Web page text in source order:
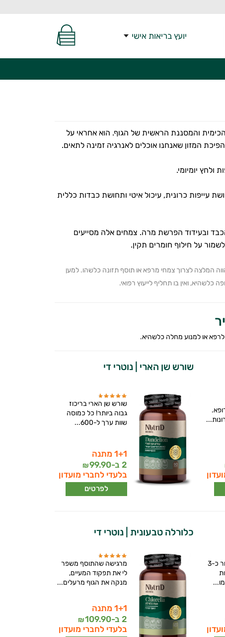
יועץ בריאות אישי
והמסננת הראשית של הגוף. הוא אחראי על
יומיומי.
עייפות כרונית, עיכול איטי ותחושת כבדות כללית
ובעידוד הפרשת מרה. צמחים אלה מסייעים
על חילוף חומרים תקין.
המלצה לצרוך צמחי מרפא או תוסף תזונה כלשהו. למען
ואין בו תחליף לייעוץ רפואי.
לרפא או למנוע מחלה כלשהיא.
שורש שן הארי | נוטרי די
שורש שן הארי בריכוז
גבוה ביותר! כל כמוסה
שוות ערך ל-600...
1+1 מתנה
2 ב-
99.90
₪
בלעדי לחברי מועדון
לפרטים
"מוצר מדהים, לאחר כ-3
כלורלה טבעונית | נוטרי די
מרגישה שהתוסף משפר
לי את תפקוד המעיים,
מנקה את הגוף מרעלים...
1+1 מתנה
2 ב-
109.90
₪
בלעדי לחברי מועדון